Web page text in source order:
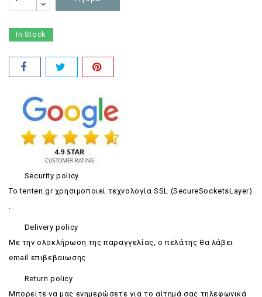
In Stock
Security policy
Το tenten.gr χρησιμοποιεί τεχνολογία SSL (SecureSocketsLayer)
Delivery policy
Με την ολοκλήρωση της παραγγελίας, ο πελάτης θα λάβει
email επιβεβαιωσης
Return policy
Mπορείτε να μας ενημερώσετε για το αίτημά σας τηλεφωνικά